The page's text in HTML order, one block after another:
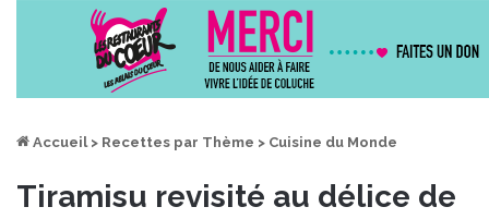
Accueil > Recettes par Thème > Cuisine du Monde
Tiramisu revisité au délice de